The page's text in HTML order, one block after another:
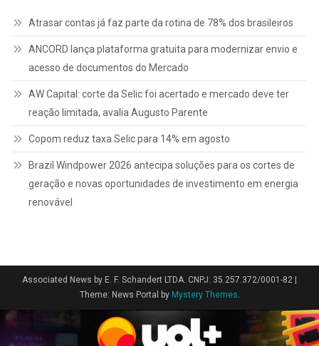
Atrasar contas já faz parte da rotina de 78% dos brasileiros
ANCORD lança plataforma gratuita para modernizar envio e
acesso de documentos do Mercado
AW Capital: corte da Selic foi acertado e mercado deve ter
reação limitada, avalia Augusto Parente
Copom reduz taxa Selic para 14% em agosto
Brazil Windpower 2026 antecipa soluções para os cortes de
geração e novas oportunidades de investimento em energia
renovável
Associated News by E. F. Schandert LTDA. CNPJ: 35.257.372/0001-82
Theme: News Portal by Mystery Themes.